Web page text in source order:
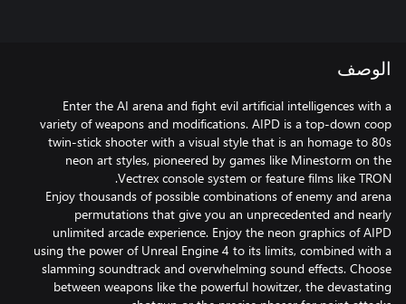
الوصف
Enter the AI arena and fight evil artificial intelligences with a
variety of weapons and modifications. AIPD is a top-down coop
twin-stick shooter with a visual style that is an homage to 80s
neon art styles, pioneered by games like Minestorm on the
Enjoy thousands of possible combinations of enemy and arena
permutations that give you an unprecedented and nearly
unlimited arcade experience. Enjoy the neon graphics of AIPD
using the power of Unreal Engine 4 to its limits, combined with a
slamming soundtrack and overwhelming sound effects. Choose
between weapons like the powerful howitzer, the devastating